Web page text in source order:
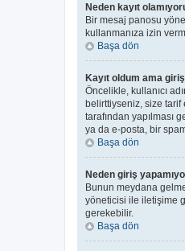
Neden kayıt
Bir mesaj panosu
kullanmanıza izin
Başa dön
Kayıt oldum ama
Öncelikle, kullanıcı
belirttiyseniz, size tarif
tarafından yapılması
ya da e-posta, bir
Başa dön
Neden giriş
Bunun meydana
yöneticisi ile iletişime
gerekebilir.
Başa dön